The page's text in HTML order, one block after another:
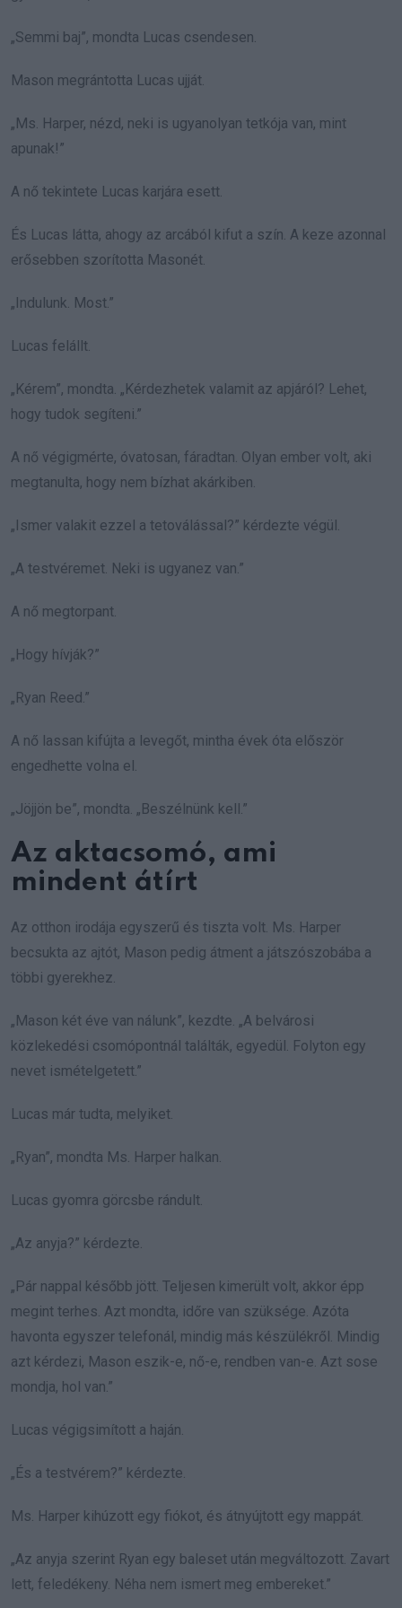
„Semmi baj”, mondta Lucas csendesen.
Mason megrántotta Lucas ujját.
„Ms. Harper, nézd, neki is ugyanolyan tetkója van, mint
apunak!”
A nő tekintete Lucas karjára esett.
És Lucas látta, ahogy az arcából kifut a szín. A keze azonnal
erősebben szorította Masonét.
„Indulunk. Most.”
Lucas felállt.
„Kérem”, mondta. „Kérdezhetek valamit az apjáról? Lehet,
hogy tudok segíteni.”
A nő végigmérte, óvatosan, fáradtan. Olyan ember volt, aki
megtanulta, hogy nem bízhat akárkiben.
„Ismer valakit ezzel a tetoválással?” kérdezte végül.
„A testvéremet. Neki is ugyanez van.”
A nő megtorpant.
„Hogy hívják?”
„Ryan Reed.”
A nő lassan kifújta a levegőt, mintha évek óta először
engedhette volna el.
„Jöjjön be”, mondta. „Beszélnünk kell.”
Az aktacsomó, ami
mindent átírt
Az otthon irodája egyszerű és tiszta volt. Ms. Harper
becsukta az ajtót, Mason pedig átment a játszószobába a
többi gyerekhez.
„Mason két éve van nálunk”, kezdte. „A belvárosi
közlekedési csomópontnál találták, egyedül. Folyton egy
nevet ismételgetett.”
Lucas már tudta, melyiket.
„Ryan”, mondta Ms. Harper halkan.
Lucas gyomra görcsbe rándult.
„Az anyja?” kérdezte.
„Pár nappal később jött. Teljesen kimerült volt, akkor épp
megint terhes. Azt mondta, időre van szüksége. Azóta
havonta egyszer telefonál, mindig más készülékről. Mindig
azt kérdezi, Mason eszik-e, nő-e, rendben van-e. Azt sose
mondja, hol van.”
Lucas végigsimított a haján.
„És a testvérem?” kérdezte.
Ms. Harper kihúzott egy fiókot, és átnyújtott egy mappát.
„Az anyja szerint Ryan egy baleset után megváltozott. Zavart
lett, feledékeny. Néha nem ismert meg embereket.”